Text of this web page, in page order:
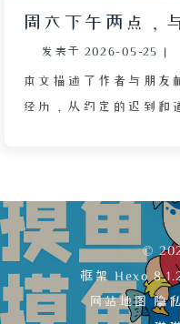
周六下午两点，
发表于 2026-05-25 |
本文描述了作者与朋友
经历，从约定的迟到和
瞰周末悠闲的车流，作
事，并提及自己曾有的
友购买甜点，作者调
最后提及楼下麦当劳的
大病两月的经历而心生
©
框架Hexo
网站地图
隐